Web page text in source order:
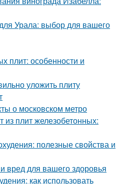
Урала: выбор для вашего
плит: особенности и
уложить плиту
о московском метро
из плит железобетонных:
полезные свойства и
вред для вашего здоровья
как использовать